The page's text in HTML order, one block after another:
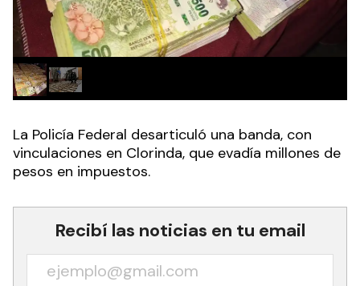
La Policía Federal desarticuló una banda, con
vinculaciones en Clorinda, que evadía millones de
pesos en impuestos.
Recibí las noticias en tu email